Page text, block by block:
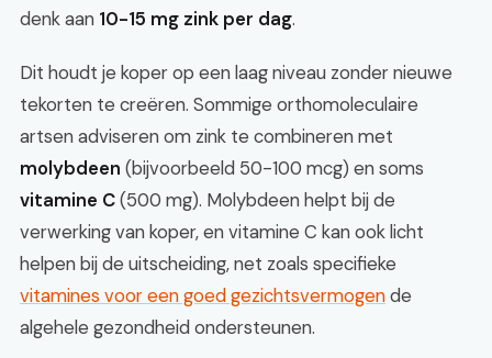
denk aan 10-15 mg zink per dag.
Dit houdt je koper op een laag niveau zonder nieuwe
tekorten te creëren. Sommige orthomoleculaire
artsen adviseren om zink te combineren met
molybdeen (bijvoorbeeld 50-100 mcg) en soms
vitamine C(500 mg). Molybdeen helpt bij de
verwerking van koper, en vitamine C kan ook licht
helpen bij de uitscheiding, net zoals specifieke
vitamines voor een goed gezichtsvermogende
algehele gezondheid ondersteunen.